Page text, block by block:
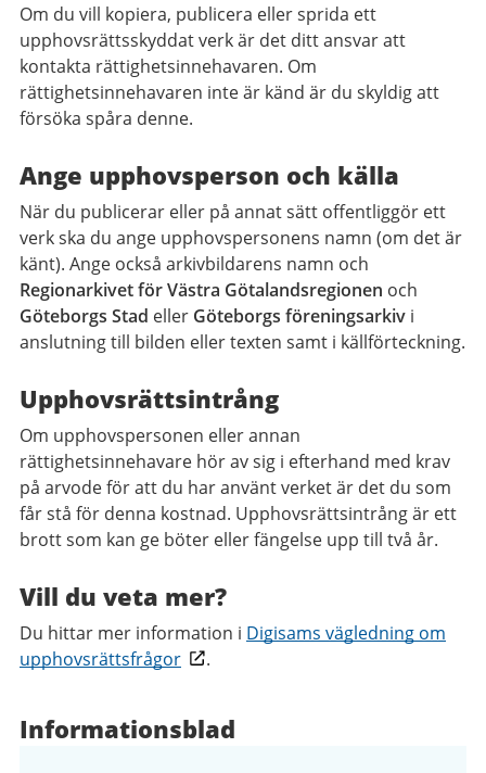
Om du vill kopiera, publicera eller sprida ett
upphovsrättsskyddat verk är det ditt ansvar att
kontakta rättighetsinnehavaren. Om
rättighetsinnehavaren inte är känd är du skyldig att
försöka spåra denne.
Ange upphovsperson och källa
När du publicerar eller på annat sätt offentliggör ett
verk ska du ange upphovspersonens namn (om det är
känt). Ange också arkivbildarens namn och
Regionarkivet för Västra Götalandsregionen och
Göteborgs Stad eller Göteborgs föreningsarkiv i
anslutning till bilden eller texten samt i källförteckning.
Upphovsrättsintrång
Om upphovspersonen eller annan
rättighetsinnehavare hör av sig i efterhand med krav
på arvode för att du har använt verket är det du som
får stå för denna kostnad. Upphovsrättsintrång är ett
brott som kan ge böter eller fängelse upp till två år.
Vill du veta mer?
Du hittar mer information i Digisams vägledning om
upphovsrättsfrågor
.
Informationsblad